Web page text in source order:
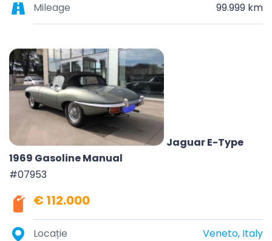
Mileage 99.999 km
Jaguar E-Type
1969 Gasoline Manual
#07953
€ 112.000
Locație Veneto, Italy